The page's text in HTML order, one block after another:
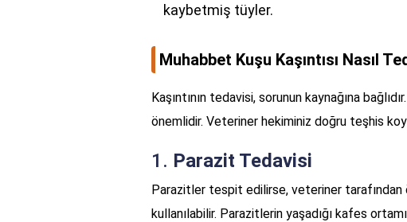
kaybetmiş tüyler.
Muhabbet Kuşu Kaşıntısı Nasıl
Kaşıntının tedavisi, sorunun kaynağına
önemlidir. Veteriner hekiminiz doğru teşhis
1. Parazit Tedavisi
Parazitler tespit edilirse, veteriner
kullanılabilir. Parazitlerin yaşadığı kafes